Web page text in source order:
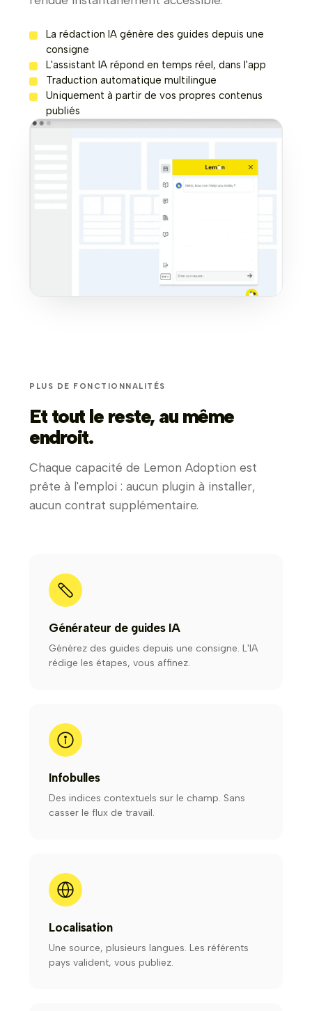
La rédaction IA génère des guides depuis une
consigne
L'assistant IA répond en temps réel, dans l'app
Traduction automatique multilingue
Uniquement à partir de vos propres contenus
publiés
PLUS DE FONCTIONNALITÉS
Et tout le reste, au même
endroit.
Chaque capacité de Lemon Adoption est
prête à l'emploi : aucun plugin à installer,
aucun contrat supplémentaire.
Générateur de guides IA
Générez des guides depuis une consigne. L'IA
rédige les étapes, vous affinez.
Infobulles
Des indices contextuels sur le champ. Sans
casser le flux de travail.
Localisation
Une source, plusieurs langues. Les référents
pays valident, vous publiez.